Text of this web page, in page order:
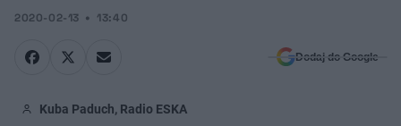
2020-02-13 13:40
Dodaj do Google
Kuba Paduch, Radio ESKA